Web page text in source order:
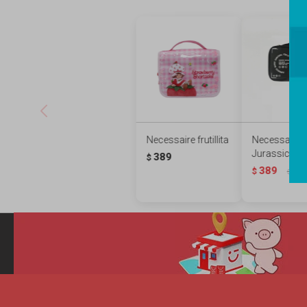
Necessaire frutillita
$ 389
Necessaire
Jurassic
$ 389 $